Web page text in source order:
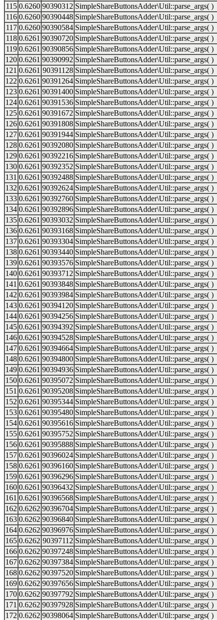
115 0.6260 90390312 SimpleShareButtonsAdder\Util::parse_args( )
116 0.6260 90390448 SimpleShareButtonsAdder\Util::parse_args( )
117 0.6260 90390584 SimpleShareButtonsAdder\Util::parse_args( )
118 0.6261 90390720 SimpleShareButtonsAdder\Util::parse_args( )
119 0.6261 90390856 SimpleShareButtonsAdder\Util::parse_args( )
120 0.6261 90390992 SimpleShareButtonsAdder\Util::parse_args( )
121 0.6261 90391128 SimpleShareButtonsAdder\Util::parse_args( )
122 0.6261 90391264 SimpleShareButtonsAdder\Util::parse_args( )
123 0.6261 90391400 SimpleShareButtonsAdder\Util::parse_args( )
124 0.6261 90391536 SimpleShareButtonsAdder\Util::parse_args( )
125 0.6261 90391672 SimpleShareButtonsAdder\Util::parse_args( )
126 0.6261 90391808 SimpleShareButtonsAdder\Util::parse_args( )
127 0.6261 90391944 SimpleShareButtonsAdder\Util::parse_args( )
128 0.6261 90392080 SimpleShareButtonsAdder\Util::parse_args( )
129 0.6261 90392216 SimpleShareButtonsAdder\Util::parse_args( )
130 0.6261 90392352 SimpleShareButtonsAdder\Util::parse_args( )
131 0.6261 90392488 SimpleShareButtonsAdder\Util::parse_args( )
132 0.6261 90392624 SimpleShareButtonsAdder\Util::parse_args( )
133 0.6261 90392760 SimpleShareButtonsAdder\Util::parse_args( )
134 0.6261 90392896 SimpleShareButtonsAdder\Util::parse_args( )
135 0.6261 90393032 SimpleShareButtonsAdder\Util::parse_args( )
136 0.6261 90393168 SimpleShareButtonsAdder\Util::parse_args( )
137 0.6261 90393304 SimpleShareButtonsAdder\Util::parse_args( )
138 0.6261 90393440 SimpleShareButtonsAdder\Util::parse_args( )
139 0.6261 90393576 SimpleShareButtonsAdder\Util::parse_args( )
140 0.6261 90393712 SimpleShareButtonsAdder\Util::parse_args( )
141 0.6261 90393848 SimpleShareButtonsAdder\Util::parse_args( )
142 0.6261 90393984 SimpleShareButtonsAdder\Util::parse_args( )
143 0.6261 90394120 SimpleShareButtonsAdder\Util::parse_args( )
144 0.6261 90394256 SimpleShareButtonsAdder\Util::parse_args( )
145 0.6261 90394392 SimpleShareButtonsAdder\Util::parse_args( )
146 0.6261 90394528 SimpleShareButtonsAdder\Util::parse_args( )
147 0.6261 90394664 SimpleShareButtonsAdder\Util::parse_args( )
148 0.6261 90394800 SimpleShareButtonsAdder\Util::parse_args( )
149 0.6261 90394936 SimpleShareButtonsAdder\Util::parse_args( )
150 0.6261 90395072 SimpleShareButtonsAdder\Util::parse_args( )
151 0.6261 90395208 SimpleShareButtonsAdder\Util::parse_args( )
152 0.6261 90395344 SimpleShareButtonsAdder\Util::parse_args( )
153 0.6261 90395480 SimpleShareButtonsAdder\Util::parse_args( )
154 0.6261 90395616 SimpleShareButtonsAdder\Util::parse_args( )
155 0.6261 90395752 SimpleShareButtonsAdder\Util::parse_args( )
156 0.6261 90395888 SimpleShareButtonsAdder\Util::parse_args( )
157 0.6261 90396024 SimpleShareButtonsAdder\Util::parse_args( )
158 0.6261 90396160 SimpleShareButtonsAdder\Util::parse_args( )
159 0.6261 90396296 SimpleShareButtonsAdder\Util::parse_args( )
160 0.6261 90396432 SimpleShareButtonsAdder\Util::parse_args( )
161 0.6261 90396568 SimpleShareButtonsAdder\Util::parse_args( )
162 0.6262 90396704 SimpleShareButtonsAdder\Util::parse_args( )
163 0.6262 90396840 SimpleShareButtonsAdder\Util::parse_args( )
164 0.6262 90396976 SimpleShareButtonsAdder\Util::parse_args( )
165 0.6262 90397112 SimpleShareButtonsAdder\Util::parse_args( )
166 0.6262 90397248 SimpleShareButtonsAdder\Util::parse_args( )
167 0.6262 90397384 SimpleShareButtonsAdder\Util::parse_args( )
168 0.6262 90397520 SimpleShareButtonsAdder\Util::parse_args( )
169 0.6262 90397656 SimpleShareButtonsAdder\Util::parse_args( )
170 0.6262 90397792 SimpleShareButtonsAdder\Util::parse_args( )
171 0.6262 90397928 SimpleShareButtonsAdder\Util::parse_args( )
172 0.6262 90398064 SimpleShareButtonsAdder\Util::parse_args( )